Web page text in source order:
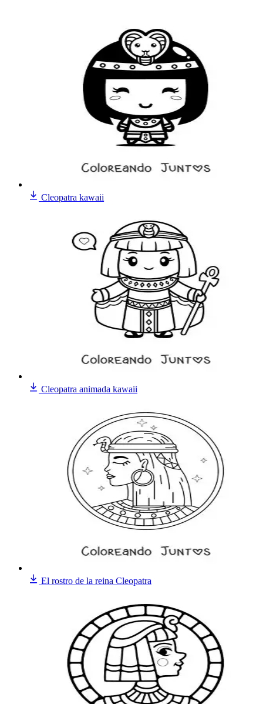
Cleopatra kawaii
Cleopatra animada kawaii
El rostro de la reina Cleopatra